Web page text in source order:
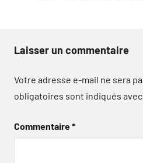
Laisser un commentaire
Votre adresse e-mail ne sera
obligatoires sont indiqués avec
Commentaire*